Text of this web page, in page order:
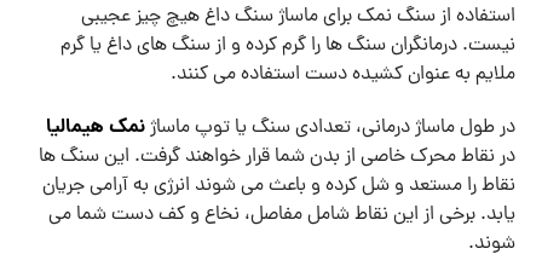
استفاده از سنگ نمک برای ماساژ سنگ‌ داغ هیچ چیز عجیبی
نیست. درمانگران سنگ ‌ها را گرم کرده و از سنگ ‌های داغ یا گرم
ملایم به ‌عنوان کشیده دست استفاده می کنند.
در طول ماساژ درمانی، تعدادی سنگ یا توپ ماساژنمک هیمالیا
در نقاط محرک خاصی از بدن شما قرار خواهند گرفت. این سنگ ‌ها
نقاط را مستعد و شل کرده و باعث می‌ شوند انرژی به ‌آرامی جریان
یابد. برخی از این نقاط شامل مفاصل، نخاع و کف دست شما می
‌شوند.